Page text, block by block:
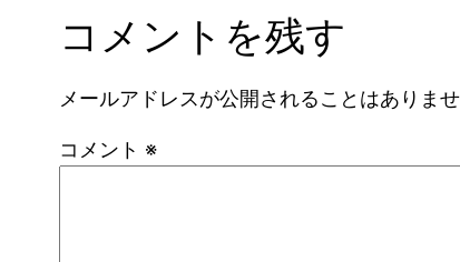
コメントを残す
メールアドレスが公開されることはありませ
コメント ※